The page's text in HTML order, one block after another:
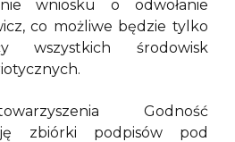
wniosku o odwołanie
co możliwe będzie tylko
wszystkich środowisk
Godność
zbiórki podpisów pod